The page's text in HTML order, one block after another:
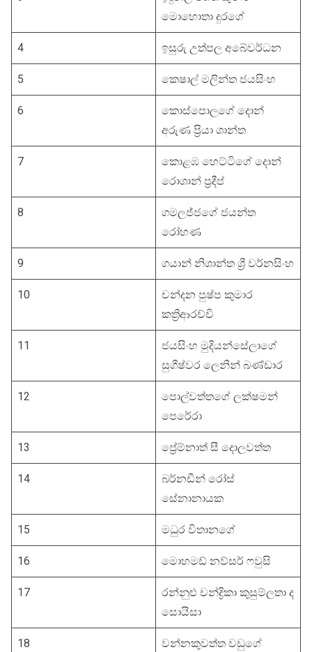
මොහොතා දුරගේ
4 ඉසුරු උත්පල අබේවර්ධන
5 කෙෂාල් මලින්ත ජයසිංහ
6
කොස්පොලගේ දොන්
අරුණ ප්‍රියා ශාන්ත
7
කොළඹ හෙට්ටිගේ දොන්
රොශාන් ප්‍රදීප්
8
ගමලජ්ජගේ ජයන්ත
රෝහණ
9 ගයාන් නිශාන්ත ශ්‍රී වර්නසිංහ
10
චන්දන පුෂ්ප කුමාර
කත්‍රිආරච්චි
11
ජයසිංහ මුදියන්සේලාගේ
සුගීෂ්වර ලෙනින් බණ්ඩාර
12
පොල්වත්තගේ ලක්ෂමන්
පෙරේරා
13 ප්‍රේම්නාත් සී දොලවත්ත
14
බර්නඩීන් රෝස්
සේනානායක
15 මධුර විතානගේ
16 මොහමඩ් නව්සර් ෆවුසි
17
රන්නුළු චන්ද්‍රිකා කුසුම්ලතා ද
සොයිසා
18
වන්නකුවත්ත වඩුගේ